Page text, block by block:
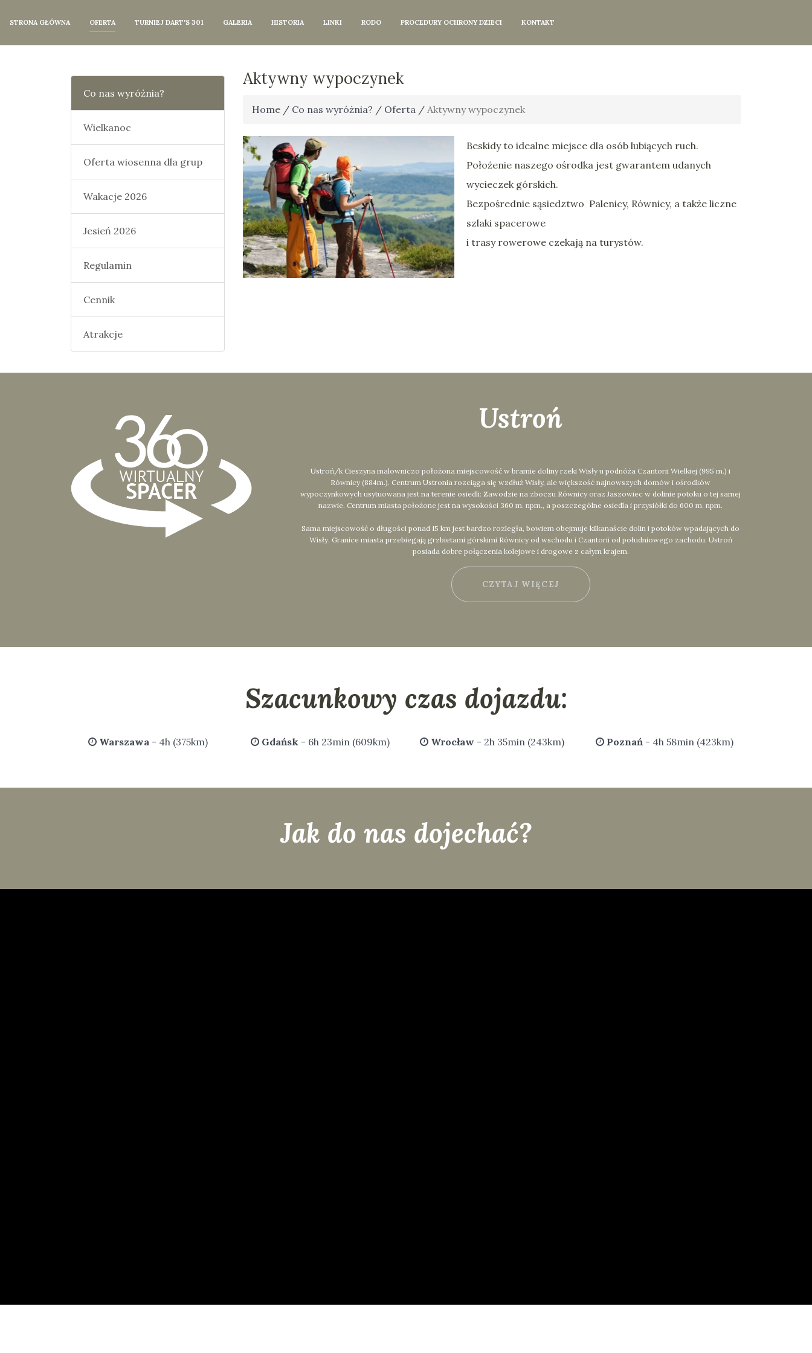
STRONA GŁÓWNA OFERTA TURNIEJ DART'S 301 GALERIA HISTORIA LINKI RODO PROCEDURY OCHRONY DZIECI KONTAKT
Co nas wyróżnia?
Wielkanoc
Oferta wiosenna dla grup
Wakacje 2026
Jesień 2026
Regulamin
Cennik
Atrakcje
Aktywny wypoczynek
Home / Co nas wyróżnia? / Oferta / Aktywny wypoczynek
Beskidy to idealne miejsce dla osób lubiących ruch.
Położenie naszego ośrodka jest gwarantem udanych
wycieczek górskich.
Bezpośrednie sąsiedztwo Palenicy, Równicy, a także liczne
szlaki spacerowe
i trasy rowerowe czekają na turystów.
Ustroń
Ustroń/k Cieszyna malowniczo położona miejscowość w bramie doliny rzeki Wisły u podnóża Czantorii Wielkiej (995 m.) i
Równicy (884m.). Centrum Ustronia rozciąga się wzdłuż Wisły, ale większość najnowszych domów i ośrodków
wypoczynkowych usytuowana jest na terenie osiedli: Zawodzie na zboczu Równicy oraz Jaszowiec w dolinie potoku o tej samej
nazwie. Centrum miasta położone jest na wysokości 360 m. npm., a poszczególne osiedla i przysiółki do 600 m. npm.
Sama miejscowość o długości ponad 15 km jest bardzo rozległa, bowiem obejmuje kilkanaście dolin i potoków wpadających do
Wisły. Granice miasta przebiegają grzbietami górskimi Równicy od wschodu i Czantorii od południowego zachodu. Ustroń
posiada dobre połączenia kolejowe i drogowe z całym krajem.
CZYTAJ WIĘCEJ
Szacunkowy czas dojazdu:
Warszawa- 4h (375km) Gdańsk- 6h 23min (609km) Wrocław - 2h 35min (243km) Poznań- 4h 58min (423km)
Jak do nas dojechać?